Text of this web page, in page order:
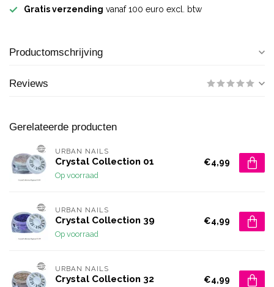
Gratis verzending vanaf 100 euro excl. btw
Productomschrijving
Reviews
Gerelateerde producten
URBAN NAILS
Crystal Collection 01
Op voorraad
€4,99
URBAN NAILS
Crystal Collection 39
Op voorraad
€4,99
URBAN NAILS
Crystal Collection 32 €4,99